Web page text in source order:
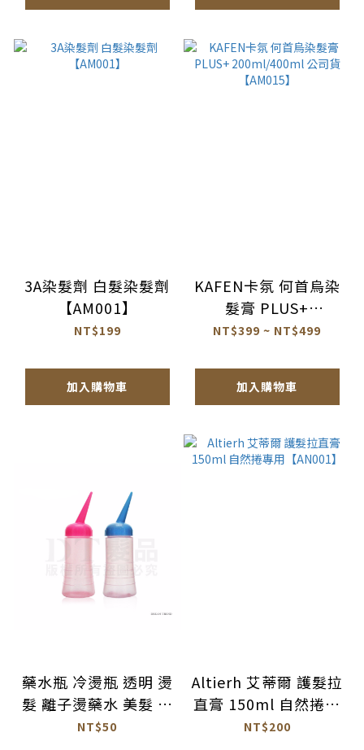
3A染髮劑 白髮染髮劑
【AM001】
NT$199
加入購物車
KAFEN卡氛 何首烏染
髮膏 PLUS+
200ml/400ml 公司貨
NT$399 ~ NT$499
加入購物車
藥水瓶 冷燙瓶 透明 燙
髮 離子燙藥水 美髮 沙
龍【0312053】
NT$50
Altierh 艾蒂爾 護髮拉
直膏 150ml 自然捲專
用【AN001】
NT$200